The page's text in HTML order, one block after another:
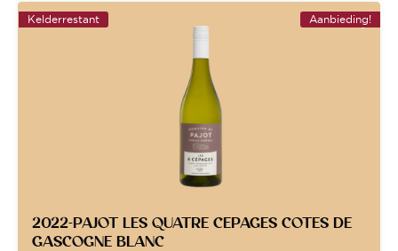
Aanbieding!
Kelderrestant
2022-PAJOT LES QUATRE CEPAGES COTES DE
GASCOGNE BLANC